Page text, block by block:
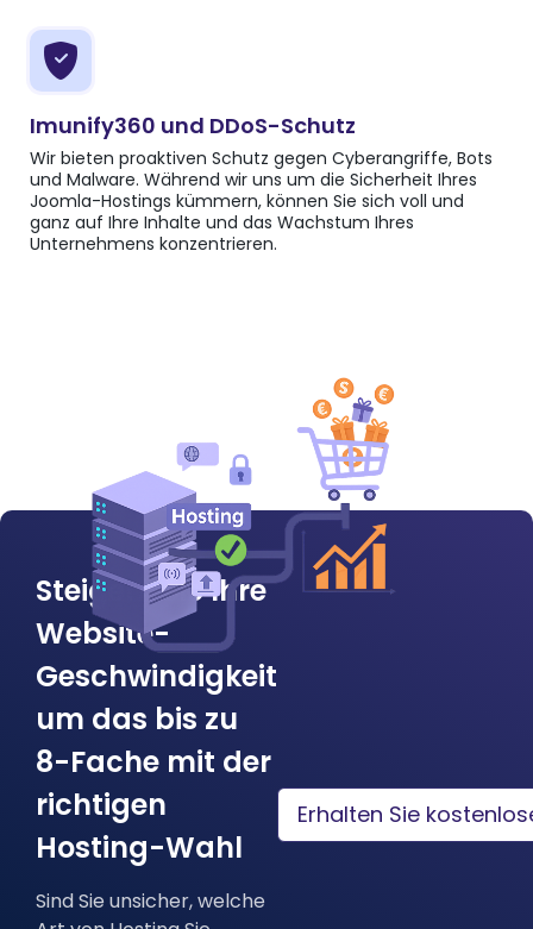
Imunify360 und DDoS-Schutz
Wir bieten proaktiven Schutz gegen Cyberangriffe, Bots
und Malware. Während wir uns um die Sicherheit Ihres
Joomla-Hostings kümmern, können Sie sich voll und
ganz auf Ihre Inhalte und das Wachstum Ihres
Unternehmens konzentrieren.
Steigern Sie Ihre
Website-
Geschwindigkeit
um das bis zu
8-Fache mit der
richtigen
Hosting-Wahl
Sind Sie unsicher, welche
Erhalten Sie